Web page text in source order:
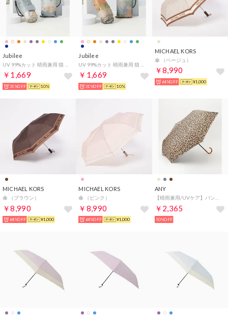
Jubilee
￥1,669
31%OFF 10%
Jubilee
￥1,669
31%OFF 10%
MICHAEL KORS
傘 （ベージュ）
￥8,990
64%OFF ¥1,000
MICHAEL KORS
傘 （ブラウン）
￥8,990
64%OFF ¥1,000
MICHAEL KORS
傘 （ピンク）
￥8,990
64%OFF ¥1,000
ANY
￥2,365
50%OFF